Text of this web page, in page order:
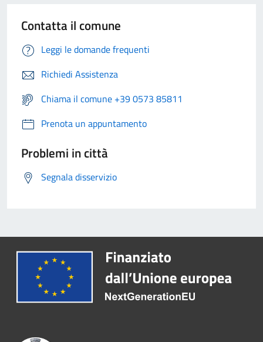
Contatta il comune
Leggi le domande frequenti
Richiedi Assistenza
Chiama il comune +39 0573 85811
Prenota un appuntamento
Problemi in città
Segnala disservizio